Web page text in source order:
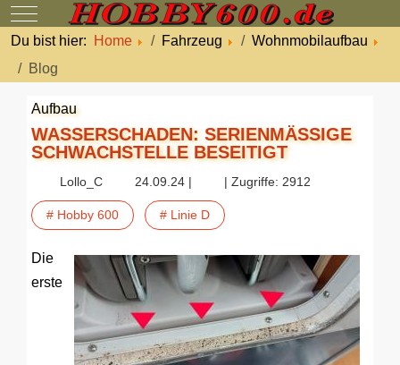
Mobile Menu Toggle
Du bist hier:
Home Fahrzeug
Wohnmobilaufbau
Blog
Aufbau
WASSERSCHADEN: SERIENMÄSSIGE S
CHWACHSTELLE BESEITIGT
Lollo_C 24.09.24 | | Zugriffe: 2912
# Hobby 600 # Linie D
Die
erste